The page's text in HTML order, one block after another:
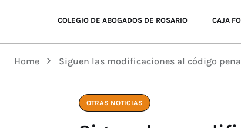
COLEGIO DE ABOGADOS DE ROSARIO CAJA
Home Siguen las modificaciones al código
OTRAS NOTICIAS